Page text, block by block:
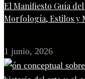
El Manifiesto Guía
Morfología, Estilos y
1 junio, 2026